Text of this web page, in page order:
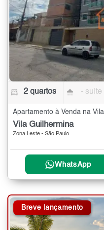
2 quartos - suíte
Vila Guilhermina
Zona Leste - São Paulo
WhatsApp
Breve lançamento